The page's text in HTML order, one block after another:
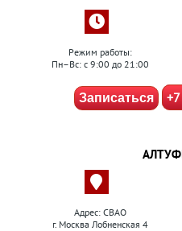
Режим работы:
Пн–Вс: с 9:00 до 21:00
Записаться
Адрес: СВАО
г. Москва Лобненская 4